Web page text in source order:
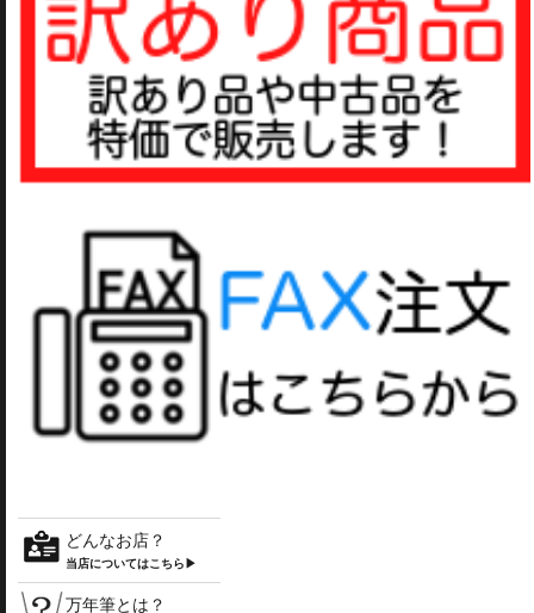
どんなお店？
当店についてはこちら▶
万年筆とは？